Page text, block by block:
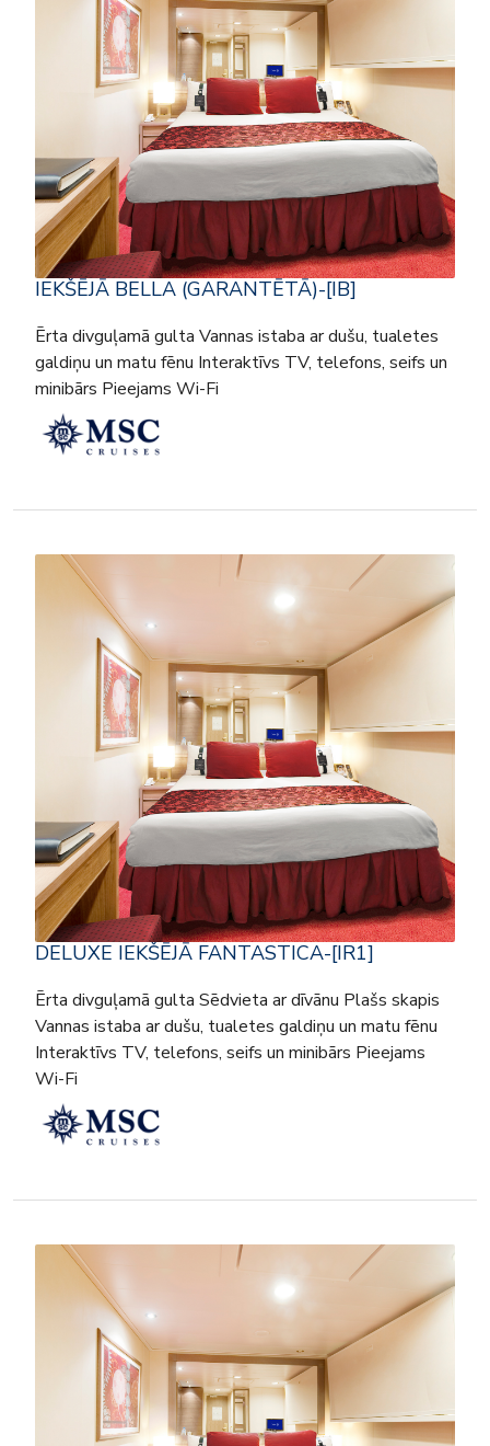
IEKŠĒJĀ BELLA (GARANTĒTĀ)-[IB]
Ērta divguļamā gulta Vannas istaba ar dušu, tualetes
galdiņu un matu fēnu Interaktīvs TV, telefons, seifs un
minibārs Pieejams Wi-Fi
DELUXE IEKŠĒJĀ FANTASTICA-[IR1]
Ērta divguļamā gulta Sēdvieta ar dīvānu Plašs skapis
Vannas istaba ar dušu, tualetes galdiņu un matu fēnu
Interaktīvs TV, telefons, seifs un minibārs Pieejams
Wi-Fi